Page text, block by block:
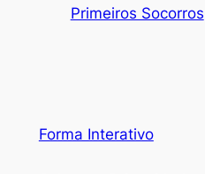
Primeiros Socorros
Forma Interativo